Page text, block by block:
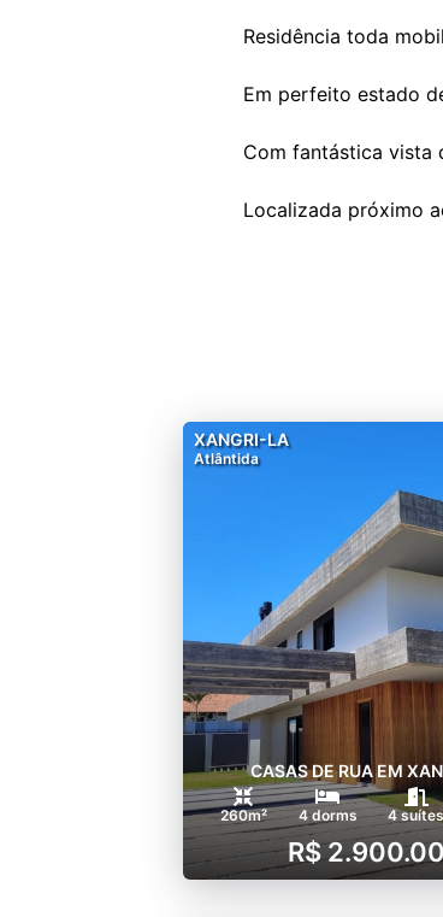
Residência toda
Em perfeito estado
Com fantástica vista
XANGRI-LA
Atlântida
CASAS DE RUA EM
260m² 4 dorms 4
R$